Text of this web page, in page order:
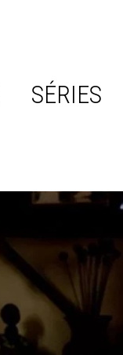
SÉRIES